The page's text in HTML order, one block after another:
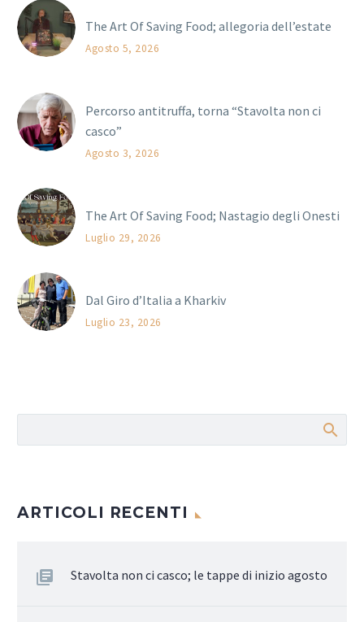
The Art Of Saving Food; allegoria dell’estate
Agosto 5, 2026
Percorso antitruffa, torna “Stavolta non ci
casco”
Agosto 3, 2026
The Art Of Saving Food; Nastagio degli Onesti
Luglio 29, 2026
Dal Giro d’Italia a Kharkiv
Luglio 23, 2026
ARTICOLI RECENTI
Stavolta non ci casco; le tappe di inizio agosto